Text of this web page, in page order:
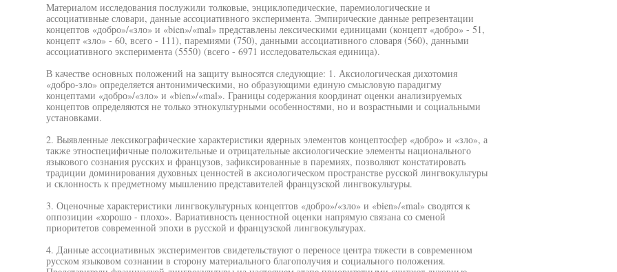
Материалом исследования послужили толковые, энциклопедические, паремиологические и
ассоциативные словари, данные ассоциативного эксперимента. Эмпирические данные репрезентации
концептов «добро»/«зло» и «bien»/«mal» представлены лексическими единицами (концепт «добро» - 51,
концепт «зло» - 60, всего - 111), паремиями (750), данными ассоциативного словаря (560), данными
ассоциативного эксперимента (5550) (всего - 6971 исследовательская единица).
В качестве основных положений на защиту выносятся следующие: 1. Аксиологическая дихотомия
«добро-зло» определяется антонимическими, но образующими единую смысловую парадигму
концептами «добро»/«зло» и «bien»/«mal». Границы содержания координат оценки анализируемых
концептов определяются не только этнокультурными особенностями, но и возрастными и социальными
установками.
2. Выявленные лексикографические характеристики ядерных элементов концептосфер «добро» и «зло», а
также этноспецифичные положительные и отрицательные аксиологические элементы национального
языкового сознания русских и французов, зафиксированные в паремиях, позволяют констатировать
традиции доминирования духовных ценностей в аксиологическом пространстве русской лингвокультуры
и склонность к предметному мышлению представителей французской лингвокультуры.
3. Оценочные характеристики лингвокультурных концептов «добро»/«зло» и «bien»/«mal» сводятся к
оппозиции «хорошо - плохо». Вариативность ценностной оценки напрямую связана со сменой
приоритетов современной эпохи в русской и французской лингвокультурах.
4. Данные ассоциативных экспериментов свидетельствуют о переносе центра тяжести в современном
русском языковом сознании в сторону материального благополучия и социального положения.